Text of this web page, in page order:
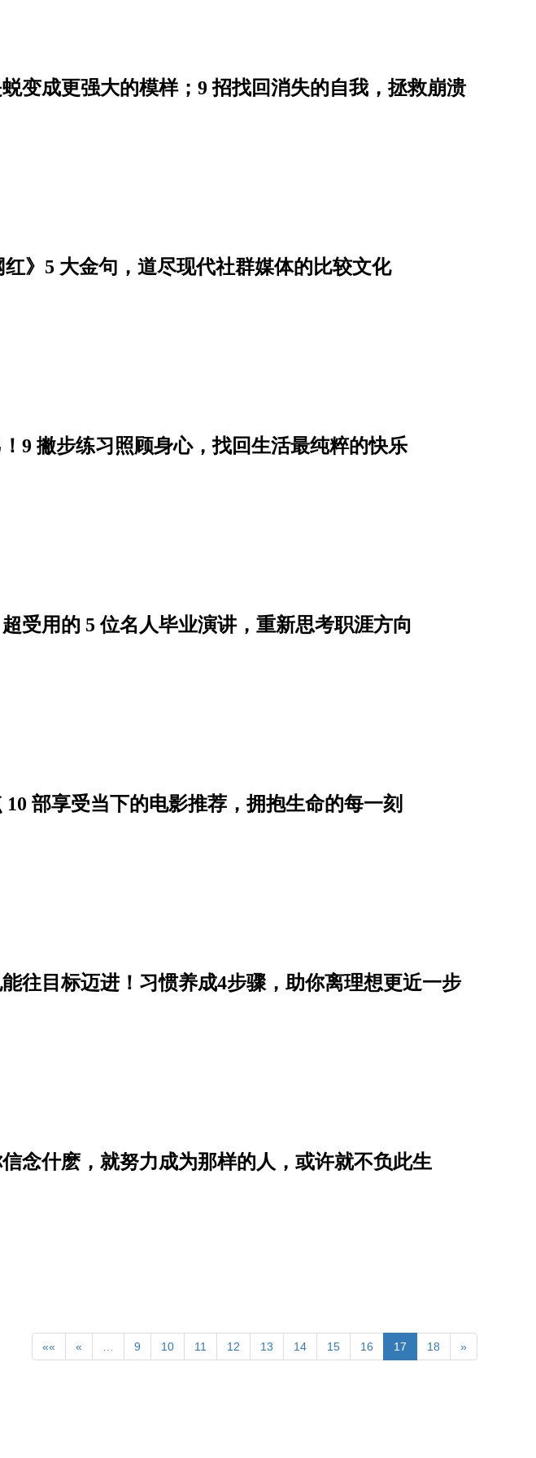
变成更强大的模样；9 招找回消失的自我，拯救崩溃
》5 大金句，道尽现代社群媒体的比较文化
9 撇步练习照顾身心，找回生活最纯粹的快乐
受用的 5 位名人毕业演讲，重新思考职涯方向
部享受当下的电影推荐，拥抱生命的每一刻
往目标迈进！习惯养成4步骤，助你离理想更近一步
念什麽，就努力成为那样的人，或许就不负此生
«« « … 9 10 11 12 13 14 15 16 17 18 »